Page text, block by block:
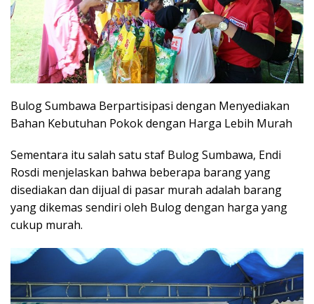
Bulog Sumbawa Berpartisipasi dengan Menyediakan
Bahan Kebutuhan Pokok dengan Harga Lebih Murah
Sementara itu salah satu staf Bulog Sumbawa, Endi
Rosdi menjelaskan bahwa beberapa barang yang
disediakan dan dijual di pasar murah adalah barang
yang dikemas sendiri oleh Bulog dengan harga yang
cukup murah.